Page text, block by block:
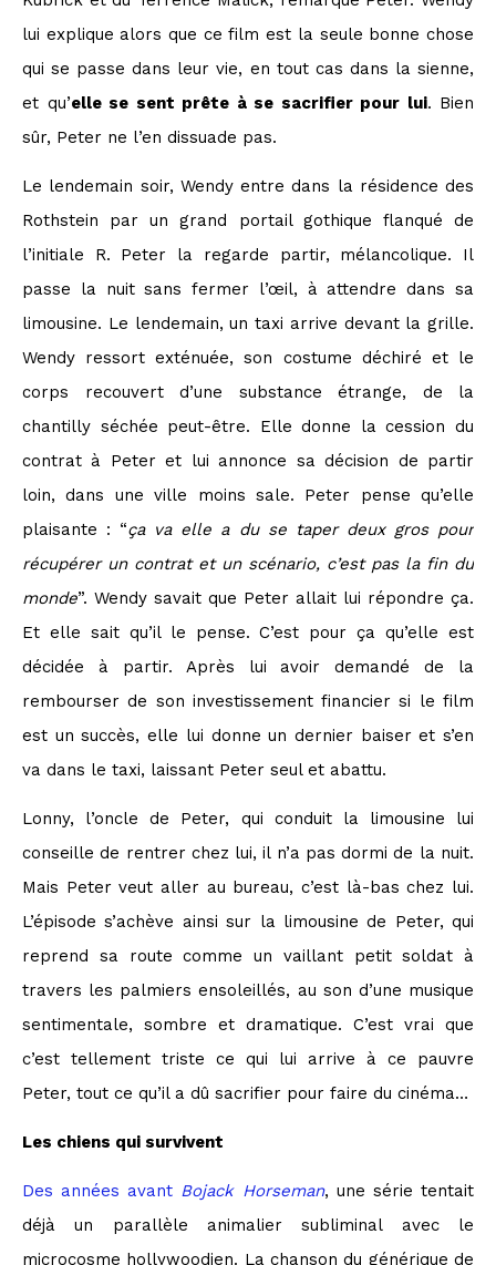
lui explique alors que ce film est la seule bonne chose
qui se passe dans leur vie, en tout cas dans la sienne,
et qu’elle se sent prête à se sacrifier pour lui. Bien
sûr, Peter ne l’en dissuade pas.
Le lendemain soir, Wendy entre dans la résidence des
Rothstein par un grand portail gothique flanqué de
l’initiale R. Peter la regarde partir, mélancolique. Il
passe la nuit sans fermer l’œil, à attendre dans sa
limousine. Le lendemain, un taxi arrive devant la grille.
Wendy ressort exténuée, son costume déchiré et le
corps recouvert d’une substance étrange, de la
chantilly séchée peut-être. Elle donne la cession du
contrat à Peter et lui annonce sa décision de partir
loin, dans une ville moins sale. Peter pense qu’elle
plaisante : “ça va elle a du se taper deux gros pour
récupérer un contrat et un scénario, c’est pas la fin du
monde”. Wendy savait que Peter allait lui répondre ça.
Et elle sait qu’il le pense. C’est pour ça qu’elle est
décidée à partir. Après lui avoir demandé de la
rembourser de son investissement financier si le film
est un succès, elle lui donne un dernier baiser et s’en
va dans le taxi, laissant Peter seul et abattu.
Lonny, l’oncle de Peter, qui conduit la limousine lui
conseille de rentrer chez lui, il n’a pas dormi de la nuit.
Mais Peter veut aller au bureau, c’est là-bas chez lui.
L’épisode s’achève ainsi sur la limousine de Peter, qui
reprend sa route comme un vaillant petit soldat à
travers les palmiers ensoleillés, au son d’une musique
sentimentale, sombre et dramatique. C’est vrai que
c’est tellement triste ce qui lui arrive à ce pauvre
Peter, tout ce qu’il a dû sacrifier pour faire du cinéma…
Les chiens qui survivent
Des années avant Bojack Horseman, une série tentait
déjà un parallèle animalier subliminal avec le
microcosme hollywoodien. La chanson du générique de